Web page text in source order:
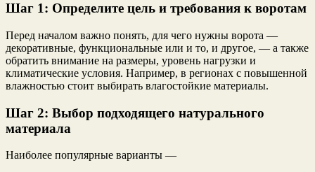
Шаг 1: Определите цель и требования к воротам
Перед началом важно понять, для чего нужны ворота —
декоративные, функциональные или и то, и другое, — а также
обратить внимание на размеры, уровень нагрузки и
климатические условия. Например, в регионах с повышенной
влажностью стоит выбирать влагостойкие материалы.
Шаг 2: Выбор подходящего натурального
материала
Наиболее популярные варианты —